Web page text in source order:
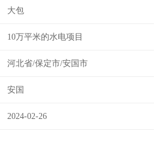
大包
10万平米的水电项目
河北省/保定市/安国市
安国
2024-02-26